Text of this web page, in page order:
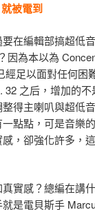
被電到
在編輯部搞超低
因為本以為
足以面對任何困
32 之后，增加的
得主喇叭與超低
點點，可是音樂
，卻強化許多，
實感？總編在講
是電貝斯手